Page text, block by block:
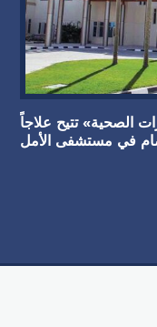
«الإمارات الصحية» تتيح علاجاً
في مستشفى الأمل